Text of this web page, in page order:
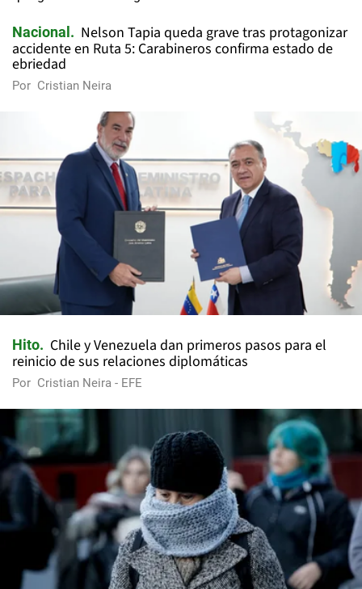
Nacional
Nelson Tapia queda grave tras protagonizar
accidente en Ruta 5: Carabineros confirma estado de
ebriedad
Por Cristian Neira
Hito
Chile y Venezuela dan primeros pasos para el
reinicio de sus relaciones diplomáticas
Por Cristian Neira - EFE